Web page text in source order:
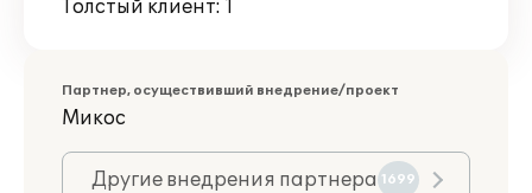
Толстый клиент: 1
Партнер, осуществивший внедрение/проект
Микос
Другие внедрения партнера 1699